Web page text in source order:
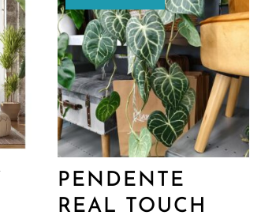
PENDENTE
REAL TOUCH